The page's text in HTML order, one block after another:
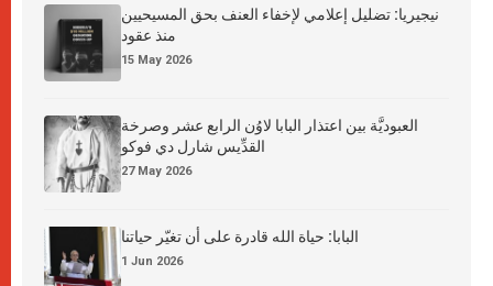
نيجيريا: تضليل إعلامي لإخفاء العنف بحق المسيحيين
منذ عقود
15 May 2026
العبوديَّة بين اعتذار البابا لاوُن الرابع عشر وصرخة
القدِّيس شارل دي فوكو
27 May 2026
البابا: حياة الله قادرة على أن تغيّر حياتنا
1 Jun 2026